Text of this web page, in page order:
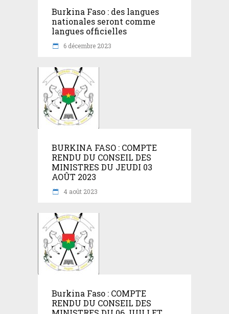
Burkina Faso : des langues
nationales seront comme
langues officielles
6 décembre 2023
BURKINA FASO : COMPTE
RENDU DU CONSEIL DES
MINISTRES DU JEUDI 03
AOÛT 2023
4 août 2023
Burkina Faso : COMPTE
RENDU DU CONSEIL DES